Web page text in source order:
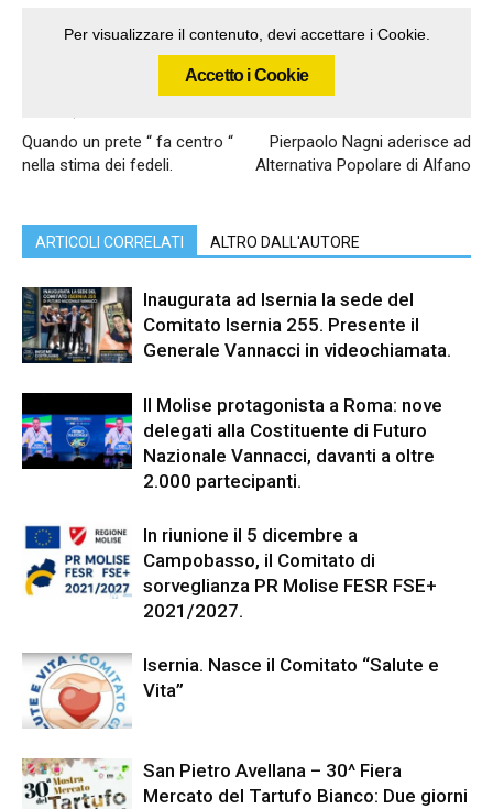
Per visualizzare il contenuto, devi accettare i Cookie.
Accetto i Cookie
Quando un prete “ fa centro “
nella stima dei fedeli.
Pierpaolo Nagni aderisce ad
Alternativa Popolare di Alfano
ARTICOLI CORRELATI ALTRO DALL'AUTORE
Inaugurata ad Isernia la sede del
Comitato Isernia 255. Presente il
Generale Vannacci in videochiamata.
Il Molise protagonista a Roma: nove
delegati alla Costituente di Futuro
Nazionale Vannacci, davanti a oltre
2.000 partecipanti.
In riunione il 5 dicembre a
Campobasso, il Comitato di
sorveglianza PR Molise FESR FSE+
2021/2027.
Isernia. Nasce il Comitato “Salute e
Vita”
San Pietro Avellana – 30^ Fiera
Mercato del Tartufo Bianco: Due giorni